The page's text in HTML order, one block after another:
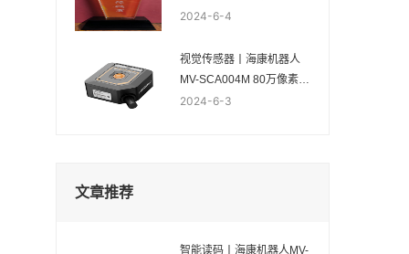
商”称号
2024-6-4
视觉传感器丨海康机器人
MV-SCA004M 80万像素黑
白视觉传感器
2024-6-3
文章推荐
智能读码丨海康机器人MV-